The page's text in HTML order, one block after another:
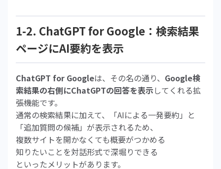
1-2. ChatGPT for Google：検索結果
ページにAI要約を表示
ChatGPT for Googleは、その名の通り、 Google検
索結果の右側にChatGPTの回答を表示してくれる拡
張機能です。
通常の検索結果に加えて、「AIによる一発要約」と
「追加質問の候補」が表示されるため、
複数サイトを開かなくても概要がつかめる
知りたいことを対話形式で深堀りできる
といったメリットがあります。